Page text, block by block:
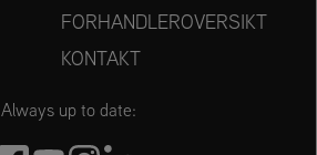
FORHANDLEROVERSIKT
KONTAKT
Always up to date: